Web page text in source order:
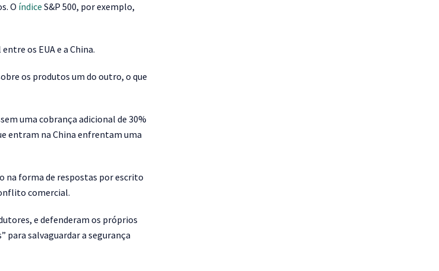
O índice S&P 500, por exemplo,
os EUA e a China.
os produtos um do outro, o que
uma cobrança adicional de 30%
entram na China enfrentam uma
na forma de respostas por escrito
comercial.
e defenderam os próprios
para salvaguardar a segurança